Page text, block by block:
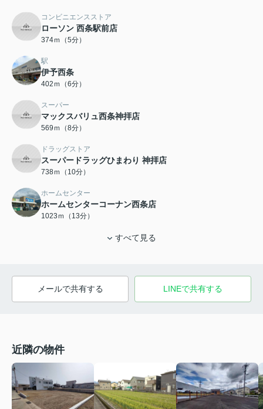
コンビニエンスストア
ローソン 西条駅前店
374ｍ（5分）
駅
伊予西条
402ｍ（6分）
スーパー
マックスバリュ西条神拝店
569ｍ（8分）
ドラッグストア
スーパードラッグひまわり 神拝店
738ｍ（10分）
ホームセンター
ホームセンターコーナン西条店
1023ｍ（13分）
すべて見る
メールで共有する LINEで共有する
近隣の物件